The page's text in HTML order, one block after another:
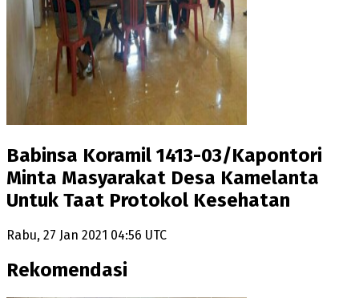
Babinsa Koramil 1413-03/Kapontori
Minta Masyarakat Desa Kamelanta
Untuk Taat Protokol Kesehatan
Rabu, 27 Jan 2021 04:56 UTC
Rekomendasi